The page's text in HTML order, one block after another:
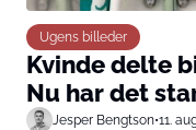
Ugens billeder
Kvinde delte
Nu har det
Jesper Bengtson•11.